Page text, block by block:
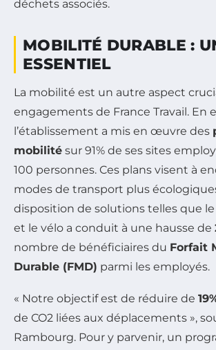
déchets associés.
MOBILITÉ DURABLE :
ESSENTIEL
La mobilité est un autre aspect
engagements de France Travail. En
l’établissement a mis en œuvre des
mobilité sur 91% de ses sites
100 personnes. Ces plans visent à
modes de transport plus
disposition de solutions telles que le
et le vélo a conduit à une hausse de
nombre de bénéficiaires du Forfait
Durable (FMD) parmi les employés.
« Notre objectif est de réduire de
de CO2 liées aux déplacements »,
Rambourg. Pour y parvenir, un